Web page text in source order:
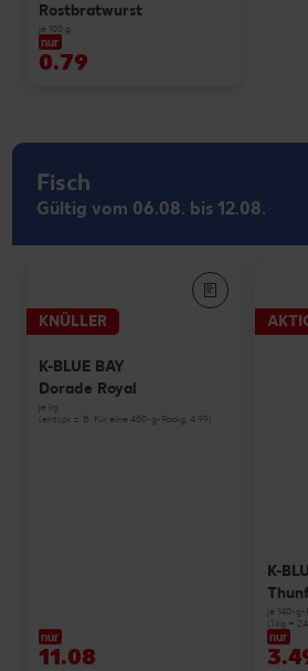
Rostbratwurst
je 100 g
nur
0.79
Fisch
Gültig vom 06.08. bis 12.08.
KNÜLLER
K-BLUE BAY
Dorade Royal
je kg
(entspr. z. B. für eine 450-g-Packg. 4.99)
nur
11.08
K-
je 140-g-
(1 kg =
nur